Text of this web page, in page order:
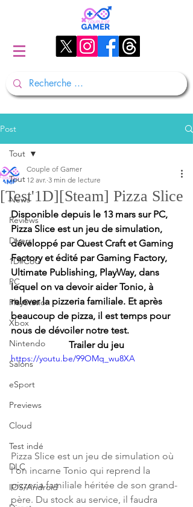
Post
Tout
News
Reviews
Divers
1D#CoG
PC
PlayStation
Xbox
Nintendo
Salons
eSport
Previews
Cloud
Test indé
DLC
IOS/Android
Tout
[Test'1D][Steam] Pizza Slice
Couple of Gamer
12 avr. 3 min de lecture
Disponible depuis le 13 mars sur PC,
Pizza Slice est un jeu de simulation,
développé par Quest Craft et Gaming
Factory et édité par Gaming Factory,
Ultimate Publishing, PlayWay, dans
lequel on va devoir aider Tonio, à
relever la pizzeria familiale. Et après
beaucoup de pizza, il est temps pour
nous de dévoiler notre test.
Trailer du jeu
https://youtu.be/99OMq_wu8XA
Pizza Slice est un jeu de simulation où
l'on incarne Tonio qui reprend la
pizzeria familiale héritée de son grand-
père. Du stock au service, il faudra